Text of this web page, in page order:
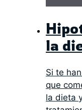
la
Si te
que
la dieta